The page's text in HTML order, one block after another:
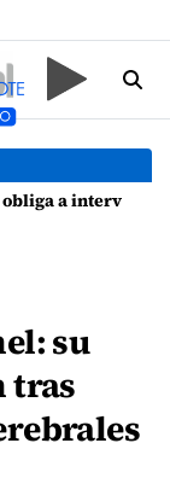
de Playa Honda
su
tras